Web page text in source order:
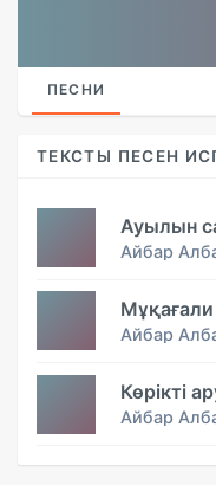
ПЕСНИ
ТЕКСТЫ ПЕСЕН
Ауылын
Айбар
Айбар
Көрікті
Айбар